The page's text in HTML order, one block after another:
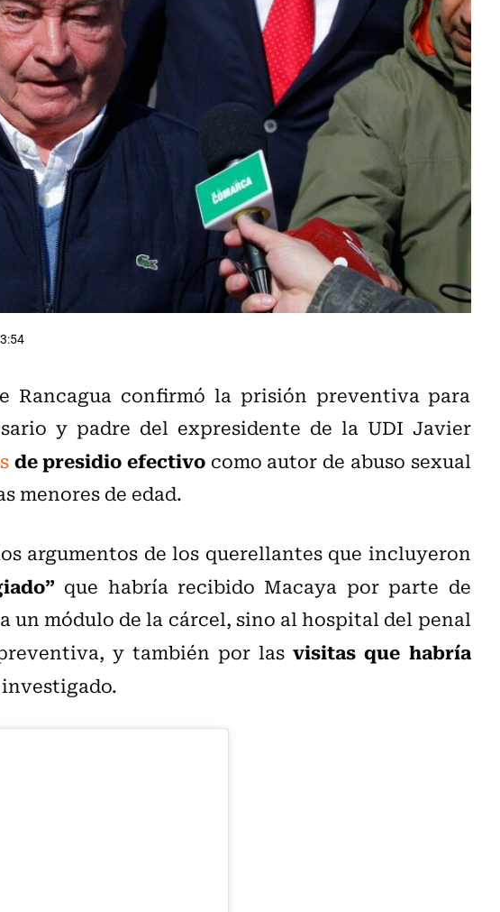
Rancagua confirmó la prisión preventiva para
y padre del expresidente de la UDI Javier
de presidio efectivocomo autor de abuso sexual
menores de edad.
argumentos de los querellantes que incluyeron
que habría recibido Macaya por parte de
un módulo de la cárcel, sino al hospital del penal
y también por las visitas que habría